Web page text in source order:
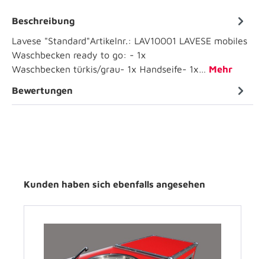
Beschreibung
Lavese "Standard"Artikelnr.: LAV10001 LAVESE mobiles
Waschbecken ready to go: - 1x
Waschbecken türkis/grau- 1x Handseife- 1x… Mehr
Bewertungen
Kunden haben sich ebenfalls angesehen